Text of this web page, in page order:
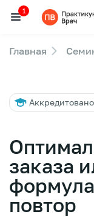
Семинары
Лекторы
1
Главная
заказа
повтор